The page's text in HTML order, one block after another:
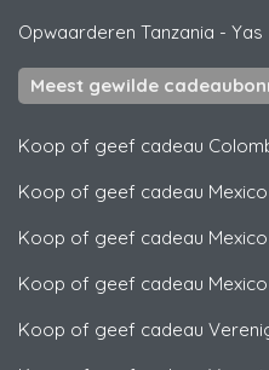
Opwaarderen Tanzania - Yas
Meest gewilde
Koop of geef cadeau
Koop of geef cadeau Mexico
Koop of geef cadeau Mexico
Koop of geef cadeau Mexico
Koop of geef cadeau